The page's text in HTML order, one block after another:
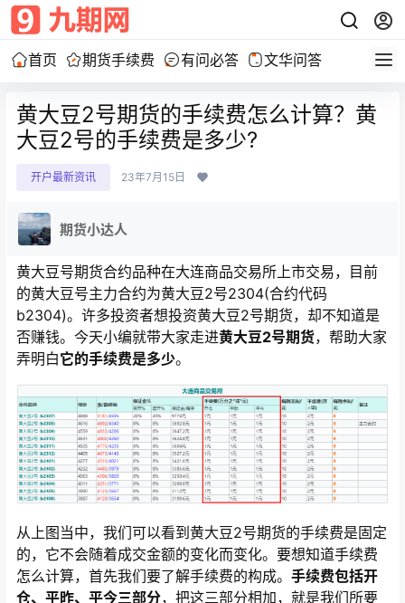
首页 期货手续费 有问必答 文华问答
黄大豆2号期货的手续费怎么计算？黄
大豆2号的手续费是多少?
开户最新资讯 23年7月15日
期货小达人
黄大豆号期货合约品种在大连商品交易所上市交易，目前
的黄大豆号主力合约为黄大豆2号2304(合约代码
b2304)。许多投资者想投资黄大豆2号期货，却不知道是
否赚钱。今天小编就带大家走进黄大豆2号期货，帮助大家
弄明白它的手续费是多少。
从上图当中，我们可以看到黄大豆2号期货的手续费是固定
的，它不会随着成交金额的变化而变化。要想知道手续费
怎么计算，首先我们要了解手续费的构成。 手续费包括开
仓、平昨、平今三部分，把这三部分相加，就是我们所要